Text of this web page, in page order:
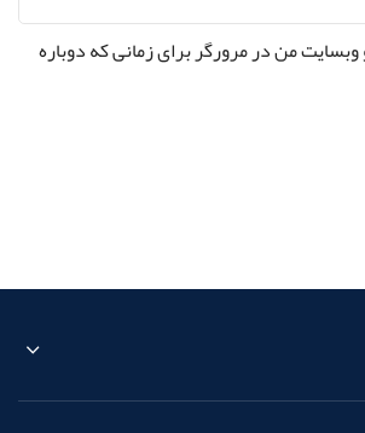
وبسایت من در مرورگر برای زمانی که دوباره